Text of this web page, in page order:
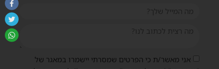
אני מאשר/ת כי הפרטים שמסרתי יישמרו במאגר של